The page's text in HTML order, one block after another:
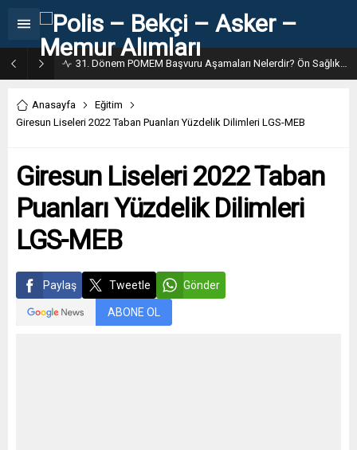
31. Dönem POMEM Başvuru Aşamaları Nelerdir? Ön Sağlık – Parkur – Mülakat
Anasayfa
Eğitim
Giresun Liseleri 2022 Taban Puanları Yüzdelik Dilimleri LGS-MEB
Giresun Liseleri 2022 Taban
Puanları Yüzdelik Dilimleri
LGS-MEB
Paylaş Tweetle Gönder
ABONE OL